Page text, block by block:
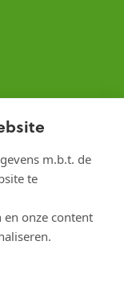
m.b.t. de
te
onze content